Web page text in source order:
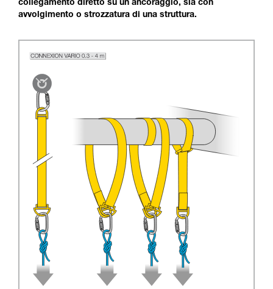
collegamento diretto su un ancoraggio, sia con
avvolgimento o strozzatura di una struttura.